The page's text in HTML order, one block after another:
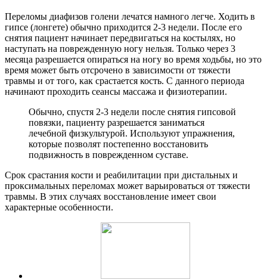
Переломы диафизов голени лечатся намного легче. Ходить в
гипсе (лонгете) обычно приходится 2-3 недели. После его
снятия пациент начинает передвигаться на костылях, но
наступать на поврежденную ногу нельзя. Только через 3
месяца разрешается опираться на ногу во время ходьбы, но это
время может быть отсрочено в зависимости от тяжести
травмы и от того, как срастается кость. С данного периода
начинают проходить сеансы массажа и физиотерапии.
Обычно, спустя 2-3 недели после снятия гипсовой
повязки, пациенту разрешается заниматься
лечебной физкультурой. Используют упражнения,
которые позволят постепенно восстановить
подвижность в поврежденном суставе.
Срок срастания кости и реабилитации при дистальных и
проксимальных переломах может варьироваться от тяжести
травмы. В этих случаях восстановление имеет свои
характерные особенности.